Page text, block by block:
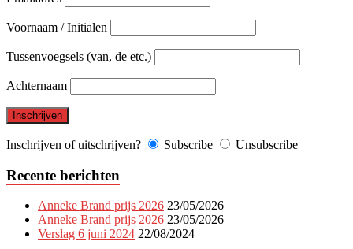
Voornaam / Initialen
Tussenvoegsels (van, de etc.)
Achternaam
Inschrijven of uitschrijven? Subscribe Unsubscribe
Recente berichten
Anneke Brand prijs 2026 23/05/2026
Anneke Brand prijs 2026 23/05/2026
Verslag 6 juni 2024 22/08/2024